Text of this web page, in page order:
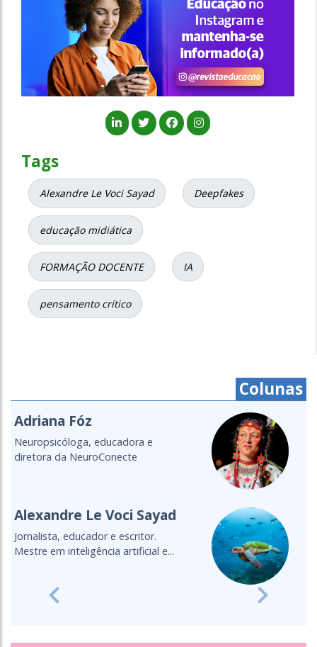
Tags
Alexandre Le Voci Sayad Deepfakes
educação midiática
FORMAÇÃO DOCENTE IA
pensamento crítico
Colunas
É do povo Maxacali, filósofa,
educadora, aprendiz de parteira.
Cultura Oceânica
Entenda a importância de levar o
oceano para a sala de aula
Previous Next